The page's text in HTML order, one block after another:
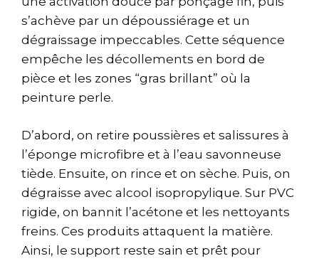
s’achève par un dépoussiérage et un
dégraissage impeccables. Cette séquence
empêche les décollements en bord de
pièce et les zones “gras brillant” où la
peinture perle.
D’abord, on retire poussières et salissures à
l’éponge microfibre et à l’eau savonneuse
tiède. Ensuite, on rince et on sèche. Puis, on
dégraisse avec alcool isopropylique. Sur PVC
rigide, on bannit l’acétone et les nettoyants
freins. Ces produits attaquent la matière.
Ainsi, le support reste sain et prêt pour